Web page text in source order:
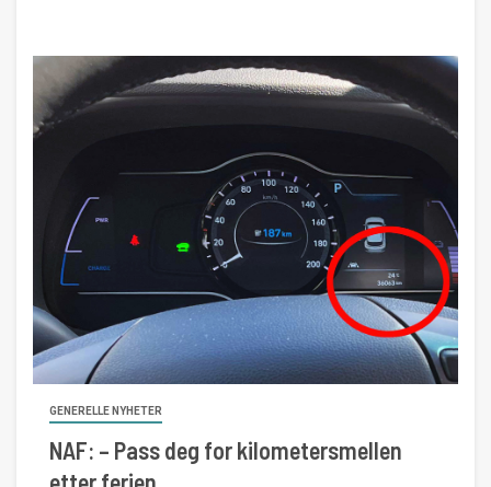
GENERELLE NYHETER
NAF: – Pass deg for kilometersmellen